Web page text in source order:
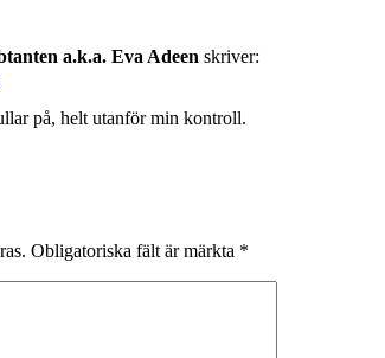
a.k.a. Eva Adeen skriver:
på, helt utanför min kontroll.
Obligatoriska fält är märkta *